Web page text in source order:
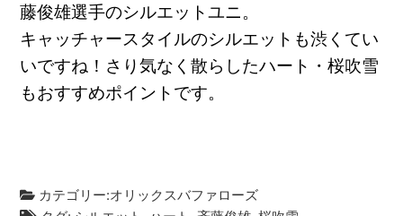
藤俊雄選手のシルエットユニ。
キャッチャースタイルのシルエットも渋くてい
いですね！さり気なく散らしたハート・桜吹雪
もおすすめポイントです。
カテゴリー:オリックスバファローズ